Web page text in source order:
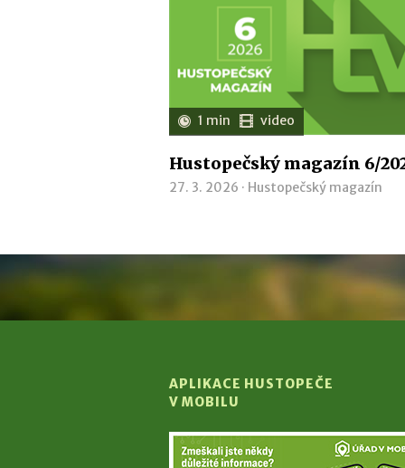
1 min video
Hustopečský magazín 6/
27. 3. 2026 · Hustopečský magazín
APLIKACE HUSTOPEČE
V MOBILU